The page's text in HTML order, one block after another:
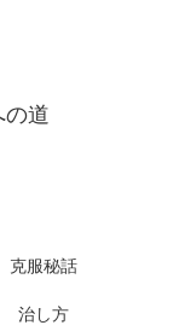
の道
克服秘話
治し方